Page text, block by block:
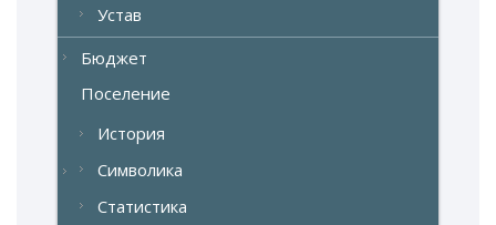
Устав
Бюджет
Поселение
История
Символика
Статистика